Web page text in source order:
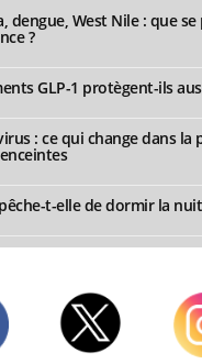
dengue, West Nile : que
?
GLP-1 protègent-ils
: ce qui change dans la
t-elle de dormir la